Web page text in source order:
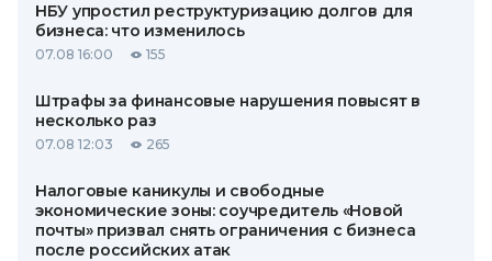
НБУ упростил реструктуризацию долгов для
бизнеса: что изменилось
07.08 16:00 155
Штрафы за финансовые нарушения повысят в
несколько раз
07.08 12:03 265
Налоговые каникулы и свободные
экономические зоны: соучредитель «Новой
почты» призвал снять ограничения с бизнеса
после российских атак